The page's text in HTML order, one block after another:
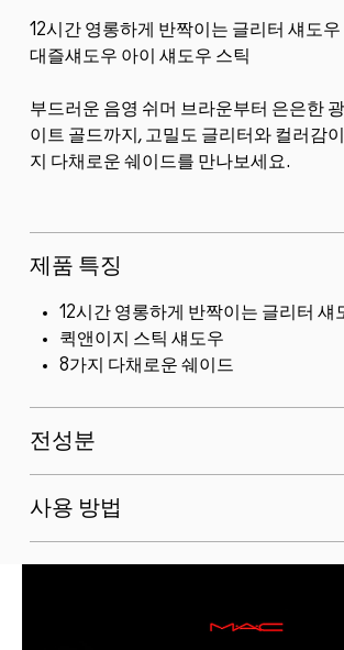
12시간 영롱하게 반짝이는 글리터 섀도우
대즐섀도우 아이 섀도우 스틱
부드러운 음영 쉬머 브라운부터 은은한
이트 골드까지, 고밀도 글리터와 컬러감
지 다채로운 쉐이드를 만나보세요.
제품 특징
12시간 영롱하게 반짝이는 글리터 섀
퀵앤이지 스틱 섀도우
8가지 다채로운 쉐이드
전성분
사용 방법